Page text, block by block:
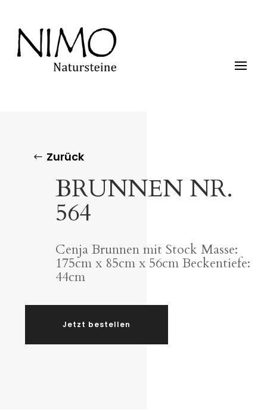
Zurück
BRUNNEN NR.
564
Cenja Brunnen mit Stock Masse:
175cm x 85cm x 56cm Beckentiefe:
44cm
Jetzt bestellen